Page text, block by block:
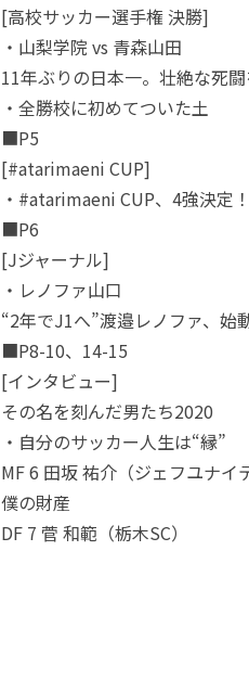
[高校サッカー選手権 決勝]
・山梨学院 vs 青森山田
11年ぶりの日本一。壮絶な死
・全勝校に初めてついた土
■P5
[#atarimaeni CUP]
・#atarimaeni CUP、4強決定！
■P6
[Jジャーナル]
・レノファ山口
“2年でJ1へ”渡邉レノファ、始
■P8-10、14-15
[インタビュー]
その名を刻んだ男たち2020
・自分のサッカー人生は“縁”
MF 6 田坂 祐介（ジェフユナ
僕の財産
DF 7 菅 和範（栃木SC）